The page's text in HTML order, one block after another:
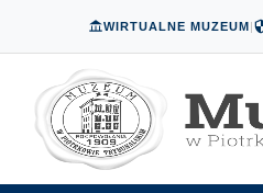
WIRTUALNE MUZEUM|